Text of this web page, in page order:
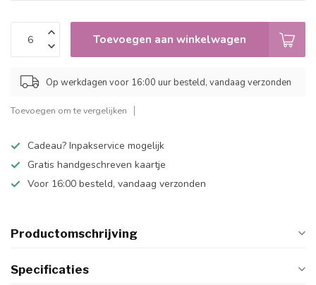
Toevoegen aan winkelwagen
Op werkdagen voor 16:00 uur besteld, vandaag verzonden
Toevoegen om te vergelijken
Cadeau? Inpakservice mogelijk
Gratis handgeschreven kaartje
Voor 16:00 besteld, vandaag verzonden
Productomschrijving
Specificaties